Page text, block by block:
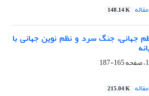
148.14 K
جهانی، جنگ سرد و نظم نوین جهانی با
165-187
215.04 K